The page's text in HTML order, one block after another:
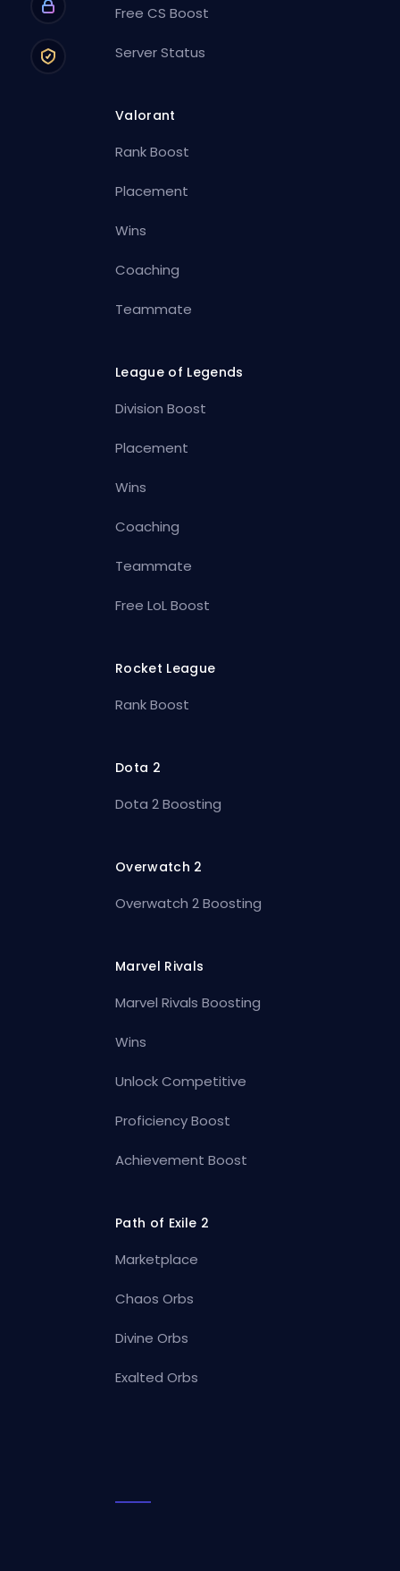
Free CS Boost
Server Status
Valorant
Rank Boost
Placement
Wins
Coaching
Teammate
League of Legends
Division Boost
Placement
Wins
Coaching
Teammate
Free LoL Boost
Rocket League
Rank Boost
Dota 2
Dota 2 Boosting
Overwatch 2
Overwatch 2 Boosting
Marvel Rivals
Marvel Rivals Boosting
Wins
Unlock Competitive
Proficiency Boost
Achievement Boost
Path of Exile 2
Marketplace
Chaos Orbs
Divine Orbs
Exalted Orbs